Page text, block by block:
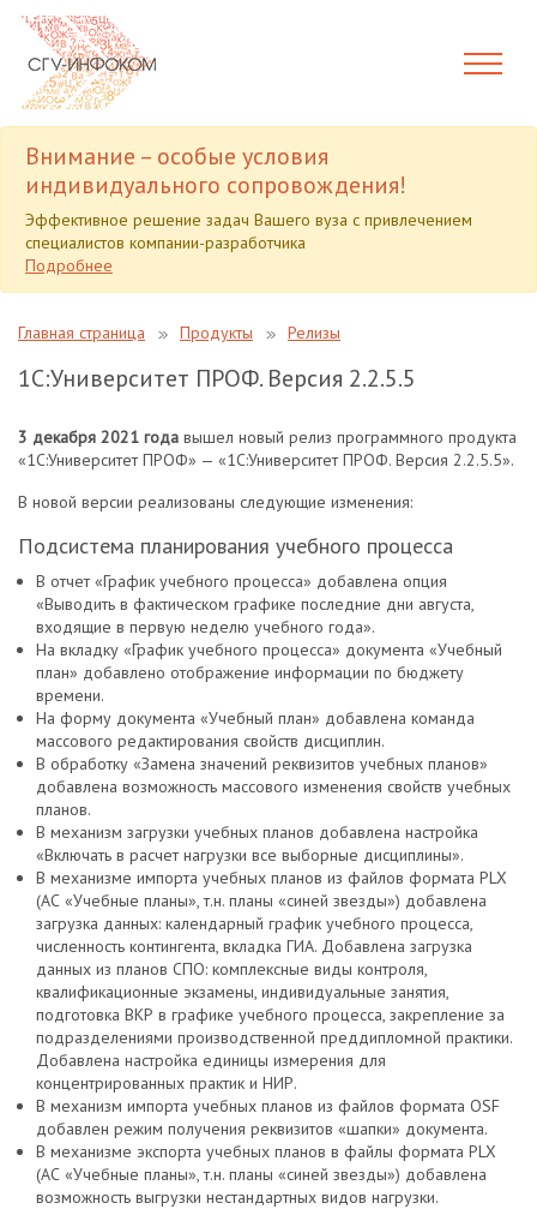
Внимание – особые условия
индивидуального сопровождения!
Эффективное решение задач Вашего вуза с привлечением
специалистов компании-разработчика
Подробнее
Главная страница Продукты Релизы
1С:Университет ПРОФ. Версия 2.2.5.5
3 декабря 2021 года вышел новый релиз программного продукта
«1С:Университет ПРОФ» — «1С:Университет ПРОФ. Версия 2.2.5.5».
В новой версии реализованы следующие изменения:
Подсистема планирования учебного процесса
В отчет «График учебного процесса» добавлена опция
«Выводить в фактическом графике последние дни августа,
входящие в первую неделю учебного года».
На вкладку «График учебного процесса» документа «Учебный
план» добавлено отображение информации по бюджету
времени.
На форму документа «Учебный план» добавлена команда
массового редактирования свойств дисциплин.
В обработку «Замена значений реквизитов учебных планов»
добавлена возможность массового изменения свойств учебных
планов.
В механизм загрузки учебных планов добавлена настройка
«Включать в расчет нагрузки все выборные дисциплины».
В механизме импорта учебных планов из файлов формата PLX
(АС «Учебные планы», т.н. планы «синей звезды») добавлена
загрузка данных: календарный график учебного процесса,
численность контингента, вкладка ГИА. Добавлена загрузка
данных из планов СПО: комплексные виды контроля,
квалификационные экзамены, индивидуальные занятия,
подготовка ВКР в графике учебного процесса, закрепление за
подразделениями производственной преддипломной практики.
Добавлена настройка единицы измерения для
концентрированных практик и НИР.
В механизм импорта учебных планов из файлов формата OSF
добавлен режим получения реквизитов «шапки» документа.
В механизме экспорта учебных планов в файлы формата PLX
(АС «Учебные планы», т.н. планы «синей звезды») добавлена
возможность выгрузки нестандартных видов нагрузки.